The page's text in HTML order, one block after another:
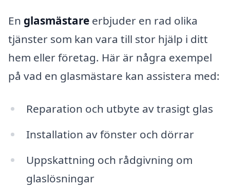
En glasmästare erbjuder en rad olika
tjänster som kan vara till stor hjälp i ditt
hem eller företag. Här är några exempel
på vad en glasmästare kan assistera med:
Reparation och utbyte av trasigt glas
Installation av fönster och dörrar
Uppskattning och rådgivning om
glaslösningar